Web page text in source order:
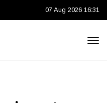
07 Aug 2026 16:31